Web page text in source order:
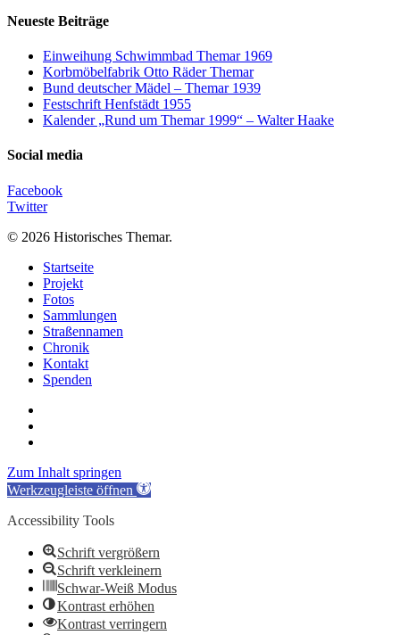
Neueste Beiträge
Einweihung Schwimmbad Themar 1969
Korbmöbelfabrik Otto Räder Themar
Bund deutscher Mädel – Themar 1939
Festschrift Henfstädt 1955
Kalender „Rund um Themar 1999“ – Walter Haake
Social media
Facebook
Twitter
© 2026 Historisches Themar.
Close
Menu
Startseite
Projekt
Fotos
Sammlungen
Straßennamen
Chronik
Kontakt
Spenden
Zum Inhalt springen
Werkzeugleiste öffnen
Accessibility Tools
Schrift vergrößern
Schrift verkleinern
Schwar-Weiß Modus
Kontrast erhöhen
Kontrast verringern